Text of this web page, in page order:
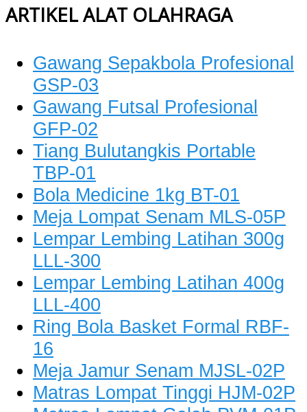
ARTIKEL ALAT OLAHRAGA
Gawang Sepakbola Profesional
GSP-03
Gawang Futsal Profesional
GFP-02
Tiang Bulutangkis Portable
TBP-01
Bola Medicine 1kg BT-01
Meja Lompat Senam MLS-05P
Lempar Lembing Latihan 300g
LLL-300
Lempar Lembing Latihan 400g
LLL-400
Ring Bola Basket Formal RBF-
16
Meja Jamur Senam MJSL-02P
Matras Lompat Tinggi HJM-02P